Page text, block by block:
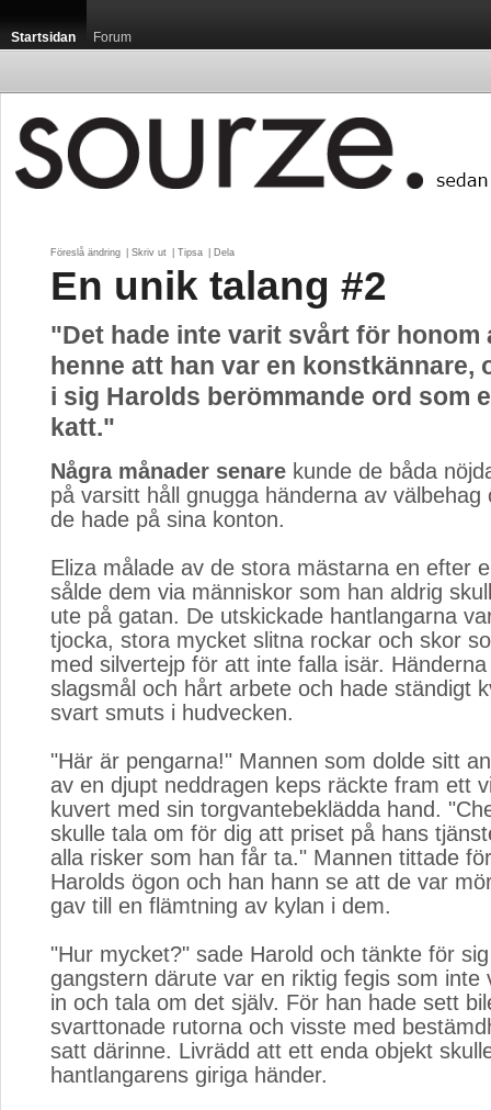
Startsidan Forum
Föreslå ändring Skriv ut Tipsa Dela
En unik talang #2
"Det hade inte varit svårt för honom
henne att han var en konstkännare,
i sig Harolds berömmande ord som
katt."
Några månader senare kunde de båda
på varsitt håll gnugga händerna av välbehag
de hade på sina konton.
Eliza målade av de stora mästarna en efter
sålde dem via människor som han aldrig
ute på gatan. De utskickade hantlangarna
tjocka, stora mycket slitna rockar och skor
med silvertejp för att inte falla isär.
slagsmål och hårt arbete och hade ständigt
svart smuts i hudvecken.
"Här är pengarna!" Mannen som dolde sitt
av en djupt neddragen keps räckte fram ett
kuvert med sin torgvantebeklädda hand.
skulle tala om för dig att priset på hans
alla risker som han får ta." Mannen tittade
Harolds ögon och han hann se att de var
gav till en flämtning av kylan i dem.
"Hur mycket?" sade Harold och tänkte för
gangstern därute var en riktig fegis som inte
in och tala om det själv. För han hade sett
svarttonade rutorna och visste med
satt därinne. Livrädd att ett enda objekt
hantlangarens giriga händer.